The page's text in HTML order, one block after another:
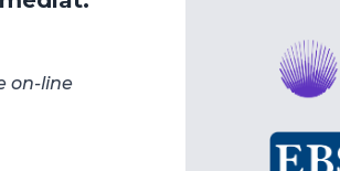
on-line